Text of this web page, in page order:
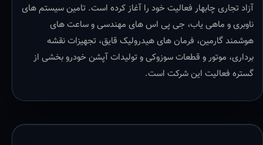
آزاد تجاری چابهار فعالیت خود را آغاز کرده است. تامین سیستم های
ناوبری و ماهی یاب، جی پی اس های مهندسی و ساعت های
هوشمند گارمین، فرمان های هیدرولیک قایق، تجهیزات نقشه
برداری، موتور و قطعات سوزوکی و تولیدات آپشن خودرو بخشی از
گستره فعالیت این شرکت است.